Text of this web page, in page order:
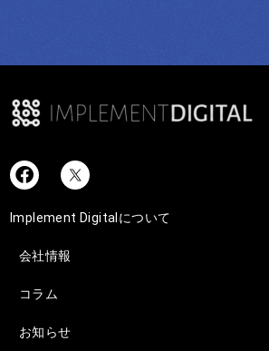
Implement Digitalについて
会社情報
コラム
お知らせ